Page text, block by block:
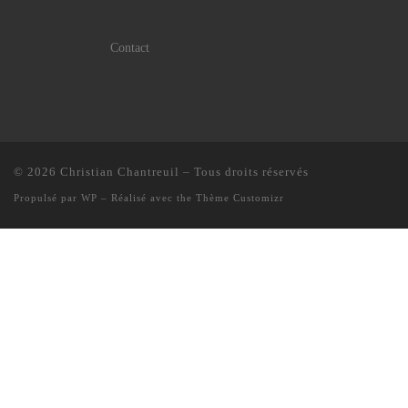
Contact
© 2026 Christian Chantreuil – Tous droits réservés
Propulsé par WP – Réalisé avec the Thème Customizr